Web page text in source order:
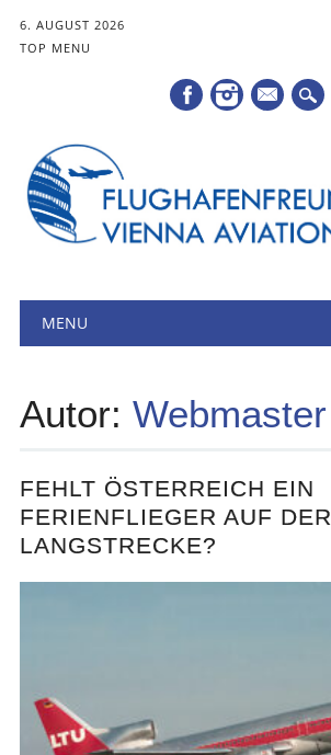
6. AUGUST 2026
TOP MENU
Mail
Hauptmenü
MENU
Autor: Webmaster
FEHLT ÖSTERREICH EIN
FERIENFLIEGER AUF DER
LANGSTRECKE?